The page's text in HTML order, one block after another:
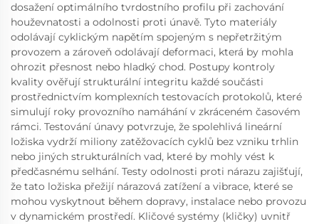
dosažení optimálního tvrdostního profilu při zachování
houževnatosti a odolnosti proti únavě. Tyto materiály
odolávají cyklickým napětím spojeným s nepřetržitým
provozem a zároveň odolávají deformaci, která by mohla
ohrozit přesnost nebo hladký chod. Postupy kontroly
kvality ověřují strukturální integritu každé součásti
prostřednictvím komplexních testovacích protokolů, které
simulují roky provozního namáhání v zkráceném časovém
rámci. Testování únavy potvrzuje, že spolehlivá lineární
ložiska vydrží miliony zatěžovacích cyklů bez vzniku trhlin
nebo jiných strukturálních vad, které by mohly vést k
předčasnému selhání. Testy odolnosti proti nárazu zajišťují,
že tato ložiska přežijí nárazová zatížení a vibrace, které se
mohou vyskytnout během dopravy, instalace nebo provozu
v dynamickém prostředí. Kličové systémy (kličky) uvnitř